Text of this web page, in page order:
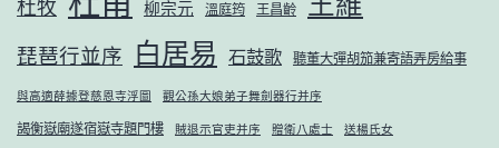
杜牧 柳宗元 溫庭筠 王昌齡
琵琶行並序 白居易 石鼓歌 聽董大彈胡笳兼寄語弄房給事
與高適薛據登慈恩寺浮圖 觀公孫大娘弟子舞劍器行并序
謁衡嶽廟遂宿嶽寺題門樓 賊退示官吏并序 贈衛八處士 送楊氏女